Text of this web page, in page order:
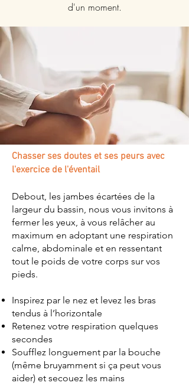
d'un moment.
Chasser ses doutes et ses peurs avec
l'exercice de l'éventail
Debout, les jambes écartées de la
largeur du bassin, nous vous invitons à
fermer les yeux, à vous relâcher au
maximum en adoptant une respiration
calme, abdominale et en ressentant
tout le poids de votre corps sur vos
pieds.
Inspirez par le nez et levez les bras
tendus à l’horizontale
Retenez votre respiration quelques
secondes
Soufflez longuement par la bouche
(même bruyamment si ça peut vous
aider) et secouez les mains